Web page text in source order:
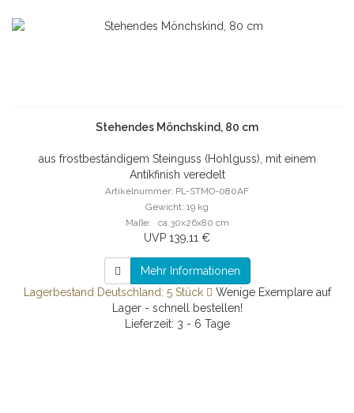
Stehendes Mönchskind, 80 cm
aus frostbeständigem Steinguss (Hohlguss), mit einem
Antikfinish veredelt
Artikelnummer: PL-STMO-080AF
Gewicht: 19 kg
Maße: ca.30x26x80 cm
UVP 139,11 €
Mehr Informationen
Lagerbestand Deutschland: 5 Stück
Wenige Exemplare auf
Lager - schnell bestellen!
Lieferzeit: 3 - 6 Tage